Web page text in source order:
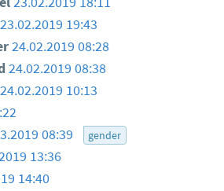
23.02.2019 19:43
24.02.2019 08:28
24.02.2019 08:38
24.02.2019 10:13
08:39 gender
13:36
14:40